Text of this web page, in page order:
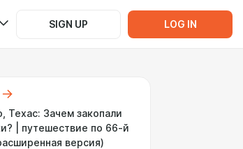
SIGN UP LOG IN
Техас: Зачем закопали
| путешествие по 66-й
версия)